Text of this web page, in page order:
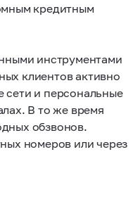
кредитным
инструментами
клиентов активно
сети и персональные
В то же время
обзвонов.
номеров или через